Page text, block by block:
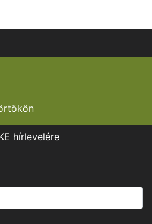
hírlevelére